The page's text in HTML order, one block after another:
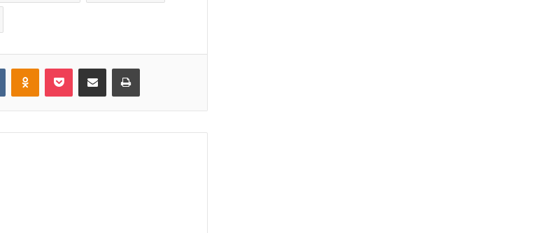
VKontakteOdnoklassniki
Pocket Share via Email Print